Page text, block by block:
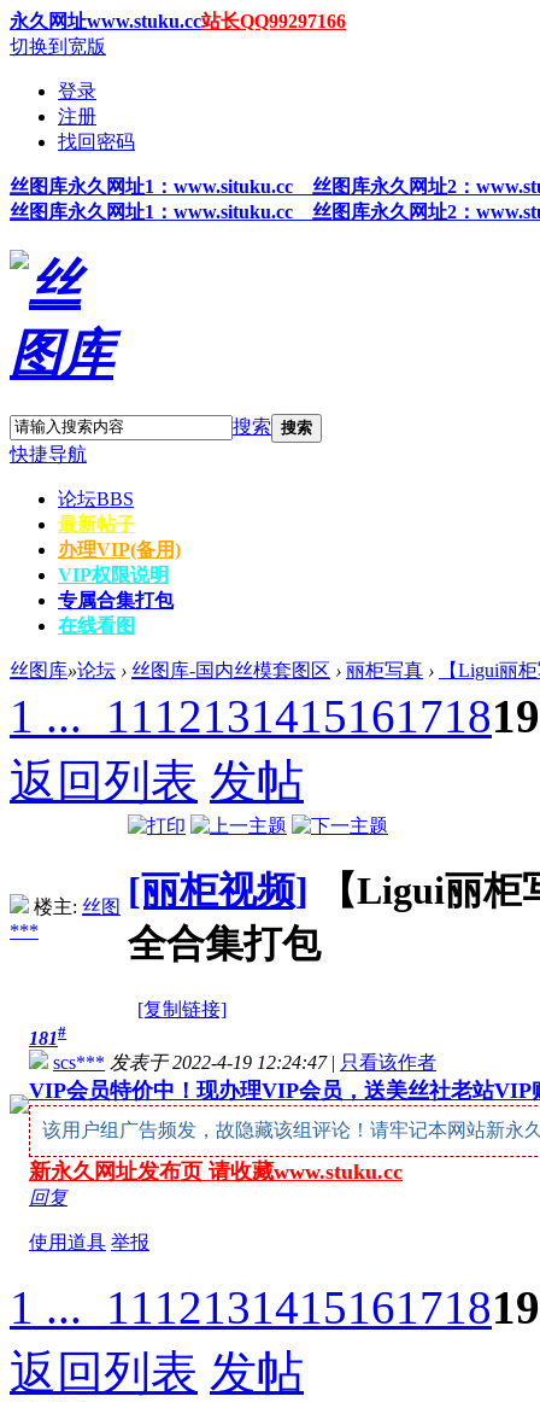
永久网址www.stuku.cc站长QQ99297166
切换到宽版
登录
注册
找回密码
丝图 库永久网址1 ：www.situku.cc 丝图库永久网址2：
丝图 库永久网址1 ：www.situku.cc 丝图库永久网址2：
搜索 搜索
快捷导航
论坛BBS
最新帖子
办理VIP(备用)
VIP权限说明
专属合集打包
在线看图
丝图库»论坛 › 丝图库-国内丝模套图区 › 丽柜写真 › 【Ligui丽
1 ... 111213141516171819
返回列表 发帖
楼主: 丝图
***
[丽柜视频]
【Ligui丽
全合集打包
[复制链接]
181#
scs*** 发表于 2022-4-19 12:24:47 | 只看该作者
VIP会员特价中！现办理VIP会员，送美丝社老站VIP
该用户组广告频发，故隐藏该组评论！请牢记本网站新永
新永久网址发布页 请收藏www.stuku.cc
回复
使用道具 举报
1 ... 111213141516171819
返回列表 发帖